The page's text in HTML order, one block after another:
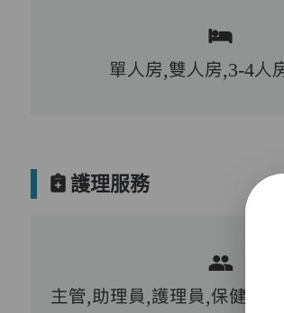
單人房,雙人房,3-4人
護理服務
主管,助理員,護理員,保健員,